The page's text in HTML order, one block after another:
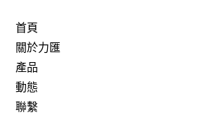
首頁
關於力匯
產品
動態
聯繫